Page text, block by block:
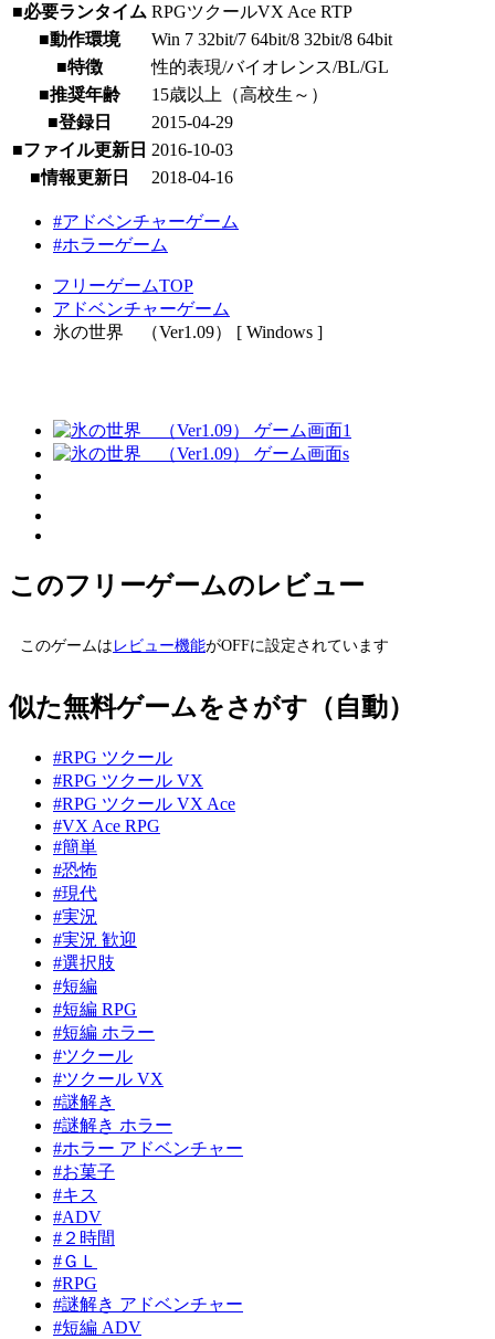
■必要ランタイム RPGツクールVX Ace RTP
■動作環境
Win 7 32bit/7 64bit/8 32bit/8 64bit
■特徴
性的表現/バイオレンス/BL/GL
■推奨年齢
15歳以上（高校生～）
■登録日
2015-04-29
■ファイル更新日 2016-10-03
■情報更新日
2018-04-16
#アドベンチャーゲーム
#ホラーゲーム
フリーゲームTOP
アドベンチャーゲーム
氷の世界 （Ver1.09） [ Windows ]
このフリーゲームのレビュー
このゲームは レビュー機能がOFFに設定されています
似た無料ゲームをさがす（自動）
#RPG ツクール
#RPG ツクール VX
#RPG ツクール VX Ace
#VX Ace RPG
#簡単
#恐怖
#現代
#実況
#実況 歓迎
#選択肢
#短編
#短編 RPG
#短編 ホラー
#ツクール
#ツクール VX
#謎解き
#謎解き ホラー
#ホラー アドベンチャー
#お菓子
#キス
#ADV
#２時間
#ＧＬ
#RPG
#謎解き アドベンチャー
#短編 ADV